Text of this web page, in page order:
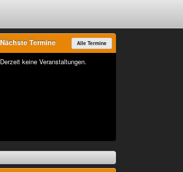
Nächste Termine Alle Termine
Derzeit keine Veranstaltungen.